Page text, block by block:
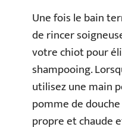
Une fois le bain
de rincer
votre chiot pour
shampooing.
utilisez une main
pomme de douche
propre et chaude